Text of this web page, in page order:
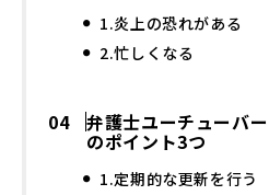
1.炎上の恐れがある
2.忙しくなる
弁護士ユーチューバ
のポイント3つ
1.定期的な更新を行う